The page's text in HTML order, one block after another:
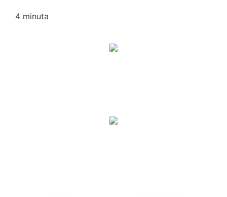
4 minuta